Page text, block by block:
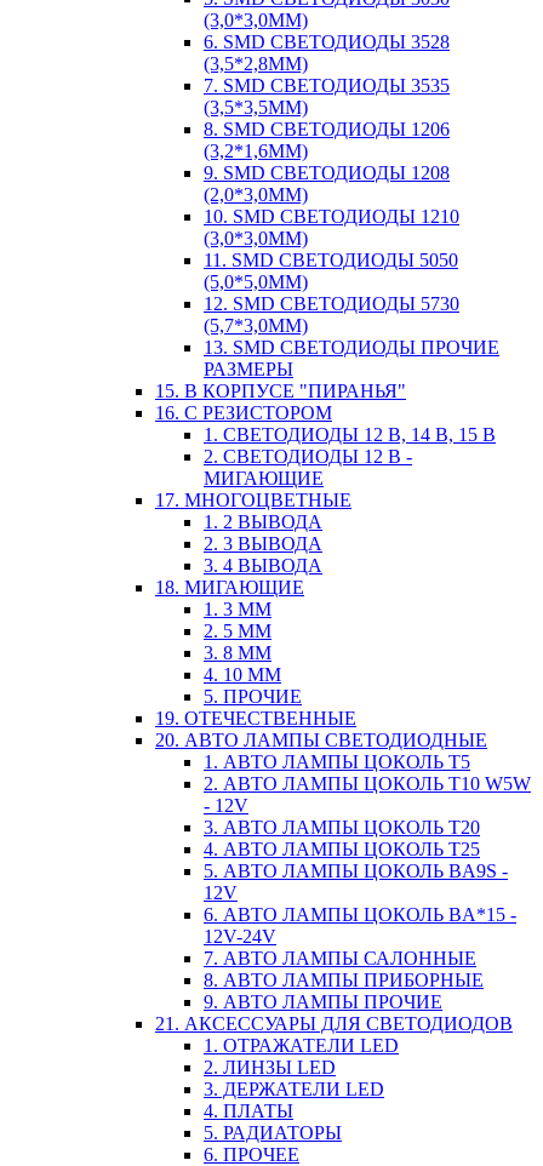
(3,0*3,0ММ)
6. SMD СВЕТОДИОДЫ 3528
(3,5*2,8ММ)
7. SMD СВЕТОДИОДЫ 3535
(3,5*3,5ММ)
8. SMD СВЕТОДИОДЫ 1206
(3,2*1,6ММ)
9. SMD СВЕТОДИОДЫ 1208
(2,0*3,0ММ)
10. SMD СВЕТОДИОДЫ 1210
(3,0*3,0ММ)
11. SMD СВЕТОДИОДЫ 5050
(5,0*5,0ММ)
12. SMD СВЕТОДИОДЫ 5730
(5,7*3,0ММ)
13. SMD СВЕТОДИОДЫ ПРОЧИЕ
РАЗМЕРЫ
15. В КОРПУСЕ "ПИРАНЬЯ"
16. С РЕЗИСТОРОМ
1. СВЕТОДИОДЫ 12 В, 14 В, 15 В
2. СВЕТОДИОДЫ 12 В -
МИГАЮЩИЕ
17. МНОГОЦВЕТНЫЕ
1. 2 ВЫВОДА
2. 3 ВЫВОДА
3. 4 ВЫВОДА
18. МИГАЮЩИЕ
1. 3 ММ
2. 5 ММ
3. 8 ММ
4. 10 ММ
5. ПРОЧИЕ
19. ОТЕЧЕСТВЕННЫЕ
20. АВТО ЛАМПЫ СВЕТОДИОДНЫЕ
1. АВТО ЛАМПЫ ЦОКОЛЬ T5
2. АВТО ЛАМПЫ ЦОКОЛЬ T10 W5W
- 12V
3. АВТО ЛАМПЫ ЦОКОЛЬ T20
4. АВТО ЛАМПЫ ЦОКОЛЬ T25
5. АВТО ЛАМПЫ ЦОКОЛЬ BA9S -
12V
6. АВТО ЛАМПЫ ЦОКОЛЬ BA*15 -
12V-24V
7. АВТО ЛАМПЫ САЛОННЫЕ
8. АВТО ЛАМПЫ ПРИБОРНЫЕ
9. АВТО ЛАМПЫ ПРОЧИЕ
21. АКСЕССУАРЫ ДЛЯ СВЕТОДИОДОВ
1. ОТРАЖАТЕЛИ LED
2. ЛИНЗЫ LED
3. ДЕРЖАТЕЛИ LED
4. ПЛАТЫ
5. РАДИАТОРЫ
6. ПРОЧЕЕ